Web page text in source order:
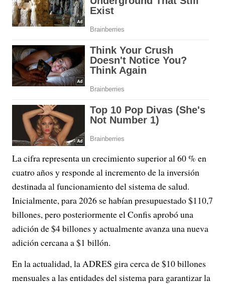
La cifra representa un crecimiento superior al 60 % en
cuatro años y responde al incremento de la inversión
destinada al funcionamiento del sistema de salud.
Inicialmente, para 2026 se habían presupuestado $110,7
billones, pero posteriormente el Confis aprobó una
adición de $4 billones y actualmente avanza una nueva
adición cercana a $1 billón.
En la actualidad, la ADRES gira cerca de $10 billones
mensuales a las entidades del sistema para garantizar la